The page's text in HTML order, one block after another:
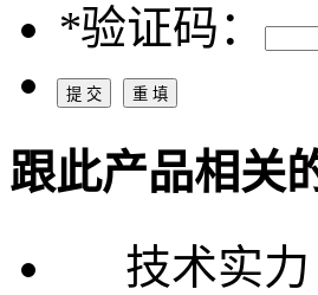
*验证码：
跟此产品相关
技术实力